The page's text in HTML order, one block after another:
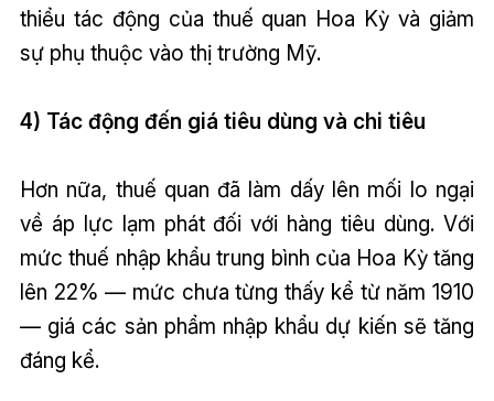
thiểu tác động của thuế quan Hoa Kỳ và giảm
sự phụ thuộc vào thị trường Mỹ.
4) Tác động đến giá tiêu dùng và chi tiêu
Hơn nữa, thuế quan đã làm dấy lên mối lo ngại
về áp lực lạm phát đối với hàng tiêu dùng. Với
mức thuế nhập khẩu trung bình của Hoa Kỳ tăng
lên 22% — mức chưa từng thấy kể từ năm 1910
— giá các sản phẩm nhập khẩu dự kiến sẽ tăng
đáng kể.